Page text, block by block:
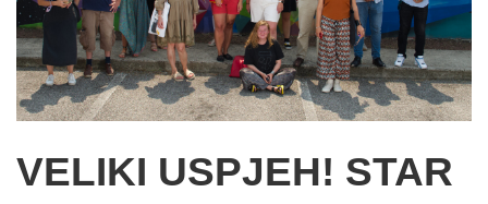
VELIKI USPJEH! STAR